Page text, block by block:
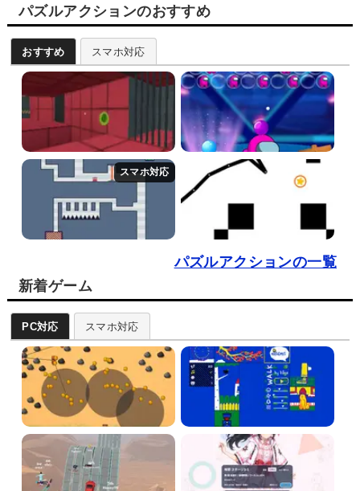
パズルアクションのおすすめ
おすすめ スマホ対応
パズルアクションの一覧
新着ゲーム
PC対応 スマホ対応